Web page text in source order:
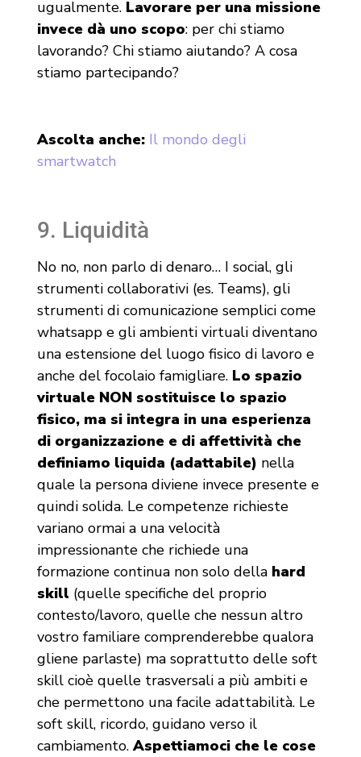
ugualmente.Lavorare per una missione
invece dà uno scopo: per chi stiamo
lavorando? Chi stiamo aiutando? A cosa
stiamo partecipando?
Ascolta anche: Il mondo degli
smartwatch
9. Liquidità
No no, non parlo di denaro… I social, gli
strumenti collaborativi (es. Teams), gli
strumenti di comunicazione semplici come
whatsapp e gli ambienti virtuali diventano
una estensione del luogo fisico di lavoro e
anche del focolaio famigliare. Lo spazio
virtuale NON sostituisce lo spazio
fisico, ma si integra in una esperienza
di organizzazione e di affettività che
definiamo liquida (adattabile) nella
quale la persona diviene invece presente e
quindi solida. Le competenze richieste
variano ormai a una velocità
impressionante che richiede una
formazione continua non solo della hard
skill (quelle specifiche del proprio
contesto/lavoro, quelle che nessun altro
vostro familiare comprenderebbe qualora
gliene parlaste) ma soprattutto delle soft
skill cioè quelle trasversali a più ambiti e
che permettono una facile adattabilità. Le
soft skill, ricordo, guidano verso il
cambiamento.Aspettiamoci che le cose